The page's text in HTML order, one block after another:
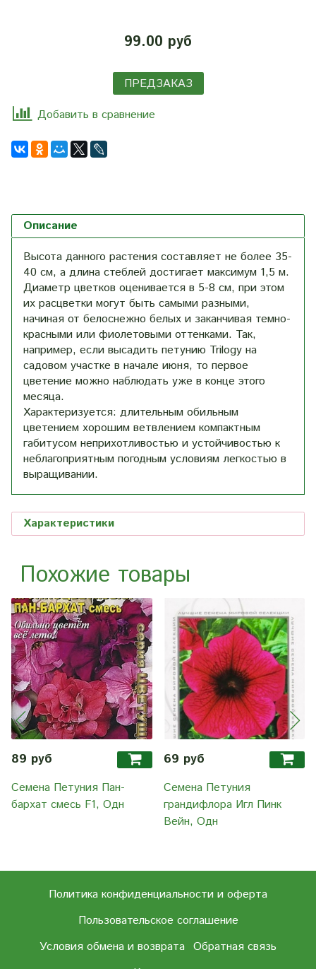
99.00 руб
ПРЕДЗАКАЗ
Добавить в сравнение
Описание
Высота данного растения составляет не более 35-
40 см, а длина стеблей достигает максимум 1,5 м.
Диаметр цветков оценивается в 5-8 см, при этом
их расцветки могут быть самыми разными,
начиная от белоснежно белых и заканчивая темно-
красными или фиолетовыми оттенками. Так,
например, если высадить петунию Trilogy на
садовом участке в начале июня, то первое
цветение можно наблюдать уже в конце этого
месяца.
Характеризуется: длительным обильным
цветением хорошим ветвлением компактным
габитусом неприхотливостью и устойчивостью к
неблагоприятным погодным условиям легкостью в
выращивании.
Характеристики
Похожие товары
89 руб
Семена Петуния Пан-
бархат смесь F1, Одн
69 руб
Семена Петуния
грандифлора Игл Пинк
Вейн, Одн
Политика конфиденциальности и оферта
Пользовательское соглашение
Условия обмена и возврата Обратная связь